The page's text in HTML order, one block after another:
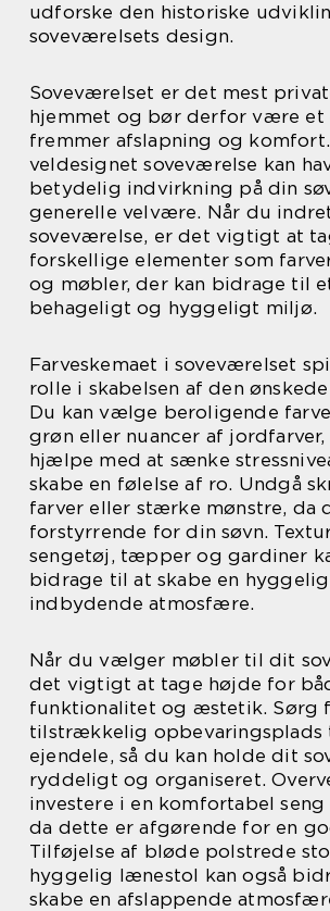
udforske den historiske
soveværelsets design.
Soveværelset er det mest
hjemmet og bør derfor være et
fremmer afslapning og
veldesignet soveværelse kan
betydelig indvirkning på din
generelle velvære. Når du
soveværelse, er det vigtigt at
forskellige elementer som
og møbler, der kan bidrage til
behageligt og hyggeligt miljø.
Farveskemaet i soveværelset
rolle i skabelsen af den
Du kan vælge beroligende
grøn eller nuancer af jordfarver,
hjælpe med at sænke
skabe en følelse af ro. Undgå
farver eller stærke mønstre, da
forstyrrende for din søvn.
sengetøj, tæpper og gardiner
bidrage til at skabe en
indbydende atmosfære.
Når du vælger møbler til dit
det vigtigt at tage højde for
funktionalitet og æstetik. Sørg
tilstrækkelig opbevaringsplads
ejendele, så du kan holde dit
ryddeligt og organiseret.
investere i en komfortabel seng
da dette er afgørende for en
Tilføjelse af bløde polstrede
hyggelig lænestol kan også
skabe en afslappende